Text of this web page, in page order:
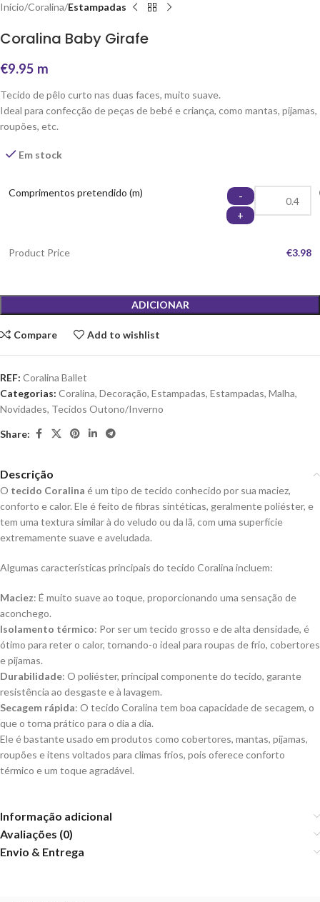
Início Coralina Estampadas
Coralina Baby Girafe
€9.95 m
Tecido de pêlo curto nas duas faces, muito suave.
Ideal para confecção de peças de bebé e criança, como mantas, pijamas,
roupões, etc.
Em stock
Comprimentos pretendido (m)
-
+
Product Price €3.98
ADICIONAR
Compare Add to wishlist
REF: Coralina Ballet
Categorias: Coralina, Decoração, Estampadas, Estampadas, Malha,
Novidades, Tecidos Outono/Inverno
Share:
Descrição
O tecido Coralina é um tipo de tecido conhecido por sua maciez,
conforto e calor. Ele é feito de fibras sintéticas, geralmente poliéster, e
tem uma textura similar à do veludo ou da lã, com uma superfície
extremamente suave e aveludada.
Algumas características principais do tecido Coralina incluem:
Maciez: É muito suave ao toque, proporcionando uma sensação de
aconchego.
Isolamento térmico: Por ser um tecido grosso e de alta densidade, é
ótimo para reter o calor, tornando-o ideal para roupas de frio, cobertores
e pijamas.
Durabilidade: O poliéster, principal componente do tecido, garante
resistência ao desgaste e à lavagem.
Secagem rápida: O tecido Coralina tem boa capacidade de secagem, o
que o torna prático para o dia a dia.
Ele é bastante usado em produtos como cobertores, mantas, pijamas,
roupões e itens voltados para climas frios, pois oferece conforto
térmico e um toque agradável.
Informação adicional
Avaliações (0)
Envio & Entrega